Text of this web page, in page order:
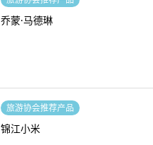
乔蒙·马德琳
旅游协会推荐产品
锦江小米